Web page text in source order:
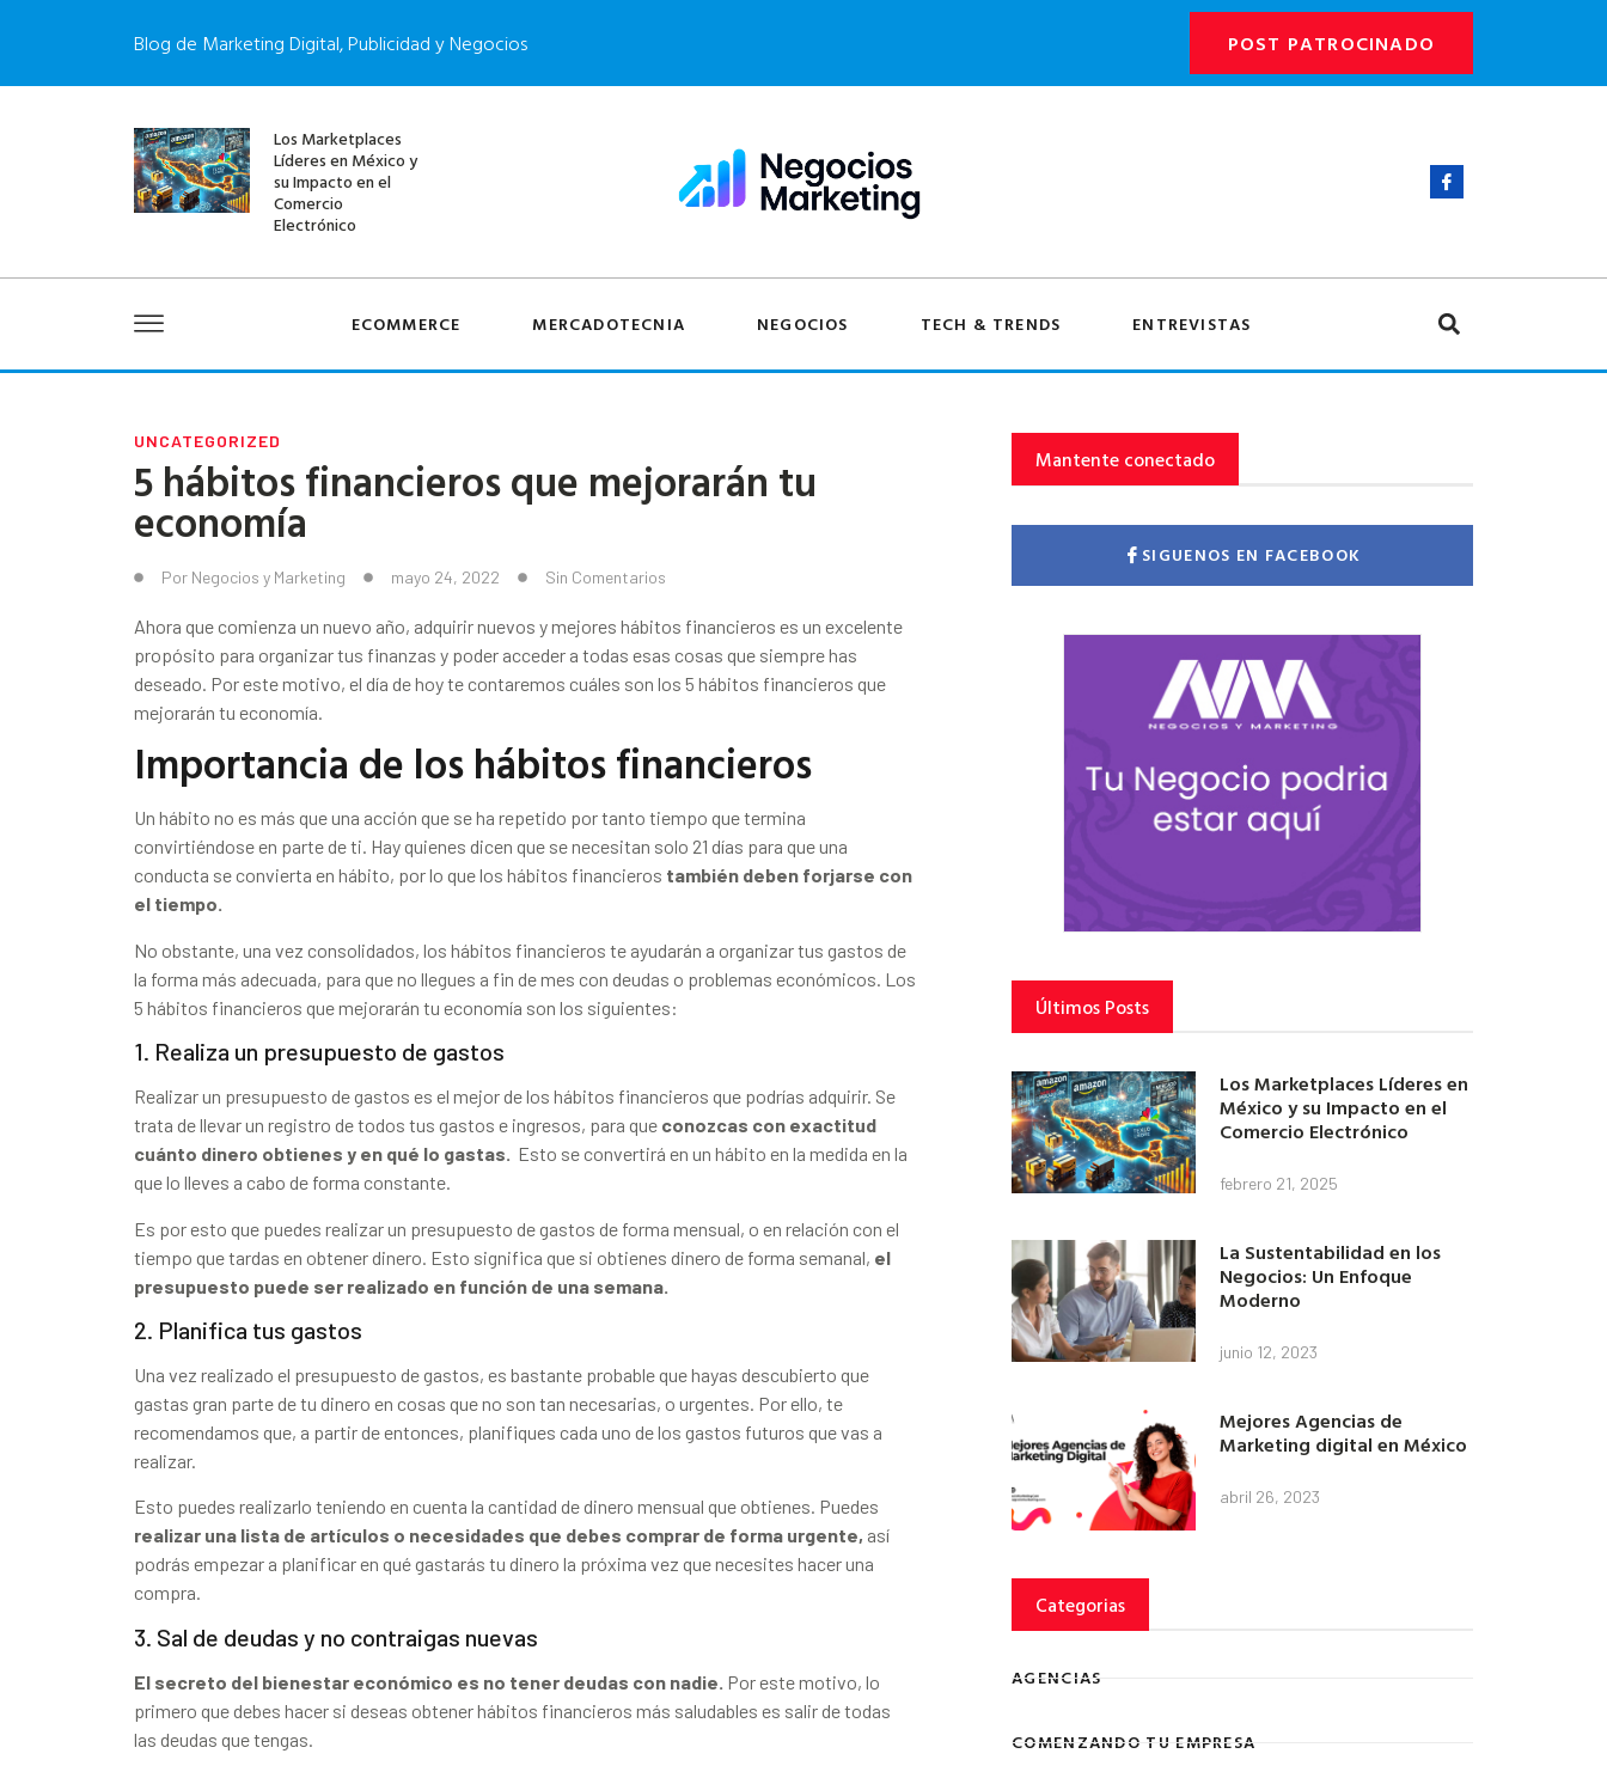
Blog de Marketing Digital, Publicidad y Negocios POST PATROCINADO
Los Marketplaces
Líderes en México y
su Impacto en el
Comercio
Electrónico
ECOMMERCE MERCADOTECNIA NEGOCIOS TECH & TRENDS ENTREVISTAS
UNCATEGORIZED
5 hábitos financieros que mejorarán tu
economía
Por Negocios y Marketing mayo 24, 2022 Sin Comentarios
Ahora que comienza un nuevo año, adquirir nuevos y mejores hábitos financieros es un excelente
propósito para organizar tus finanzas y poder acceder a todas esas cosas que siempre has
deseado. Por este motivo, el día de hoy te contaremos cuáles son los 5 hábitos financieros que
mejorarán tu economía.
Importancia de los hábitos financieros
Un hábito no es más que una acción que se ha repetido por tanto tiempo que termina
convirtiéndose en parte de ti. Hay quienes dicen que se necesitan solo 21 días para que una
conducta se convierta en hábito, por lo que los hábitos financieros también deben forjarse con
el tiempo.
No obstante, una vez consolidados, los hábitos financieros te ayudarán a organizar tus gastos de
la forma más adecuada, para que no llegues a fin de mes con deudas o problemas económicos. Los
5 hábitos financieros que mejorarán tu economía son los siguientes:
1. Realiza un presupuesto de gastos
Realizar un presupuesto de gastos es el mejor de los hábitos financieros que podrías adquirir. Se
trata de llevar un registro de todos tus gastos e ingresos, para que conozcas con exactitud
cuánto dinero obtienes y en qué lo gastas. Esto se convertirá en un hábito en la medida en la
que lo lleves a cabo de forma constante.
Es por esto que puedes realizar un presupuesto de gastos de forma mensual, o en relación con el
tiempo que tardas en obtener dinero. Esto significa que si obtienes dinero de forma semanal, el
presupuesto puede ser realizado en función de una semana.
2. Planifica tus gastos
Una vez realizado el presupuesto de gastos, es bastante probable que hayas descubierto que
gastas gran parte de tu dinero en cosas que no son tan necesarias, o urgentes. Por ello, te
recomendamos que, a partir de entonces, planifiques cada uno de los gastos futuros que vas a
realizar.
Esto puedes realizarlo teniendo en cuenta la cantidad de dinero mensual que obtienes. Puedes
realizar una lista de artículos o necesidades que debes comprar de forma urgente, así
podrás empezar a planificar en qué gastarás tu dinero la próxima vez que necesites hacer una
compra.
3. Sal de deudas y no contraigas nuevas
El secreto del bienestar económico es no tener deudas con nadie. Por este motivo, lo
primero que debes hacer si deseas obtener hábitos financieros más saludables es salir de todas
las deudas que tengas.
Mantente conectado
SIGUENOS EN FACEBOOK
Últimos Posts
Los Marketplaces Líderes en
México y su Impacto en el
Comercio Electrónico
febrero 21, 2025
La Sustentabilidad en los
Negocios: Un Enfoque
Moderno
junio 12, 2023
Mejores Agencias de
Marketing digital en México
abril 26, 2023
Categorias
AGENCIAS
COMENZANDO TU EMPRESA